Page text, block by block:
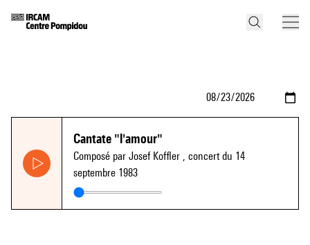
Cantate "l'amour"
Composé par Josef Koffler , concert du 14
septembre 1983